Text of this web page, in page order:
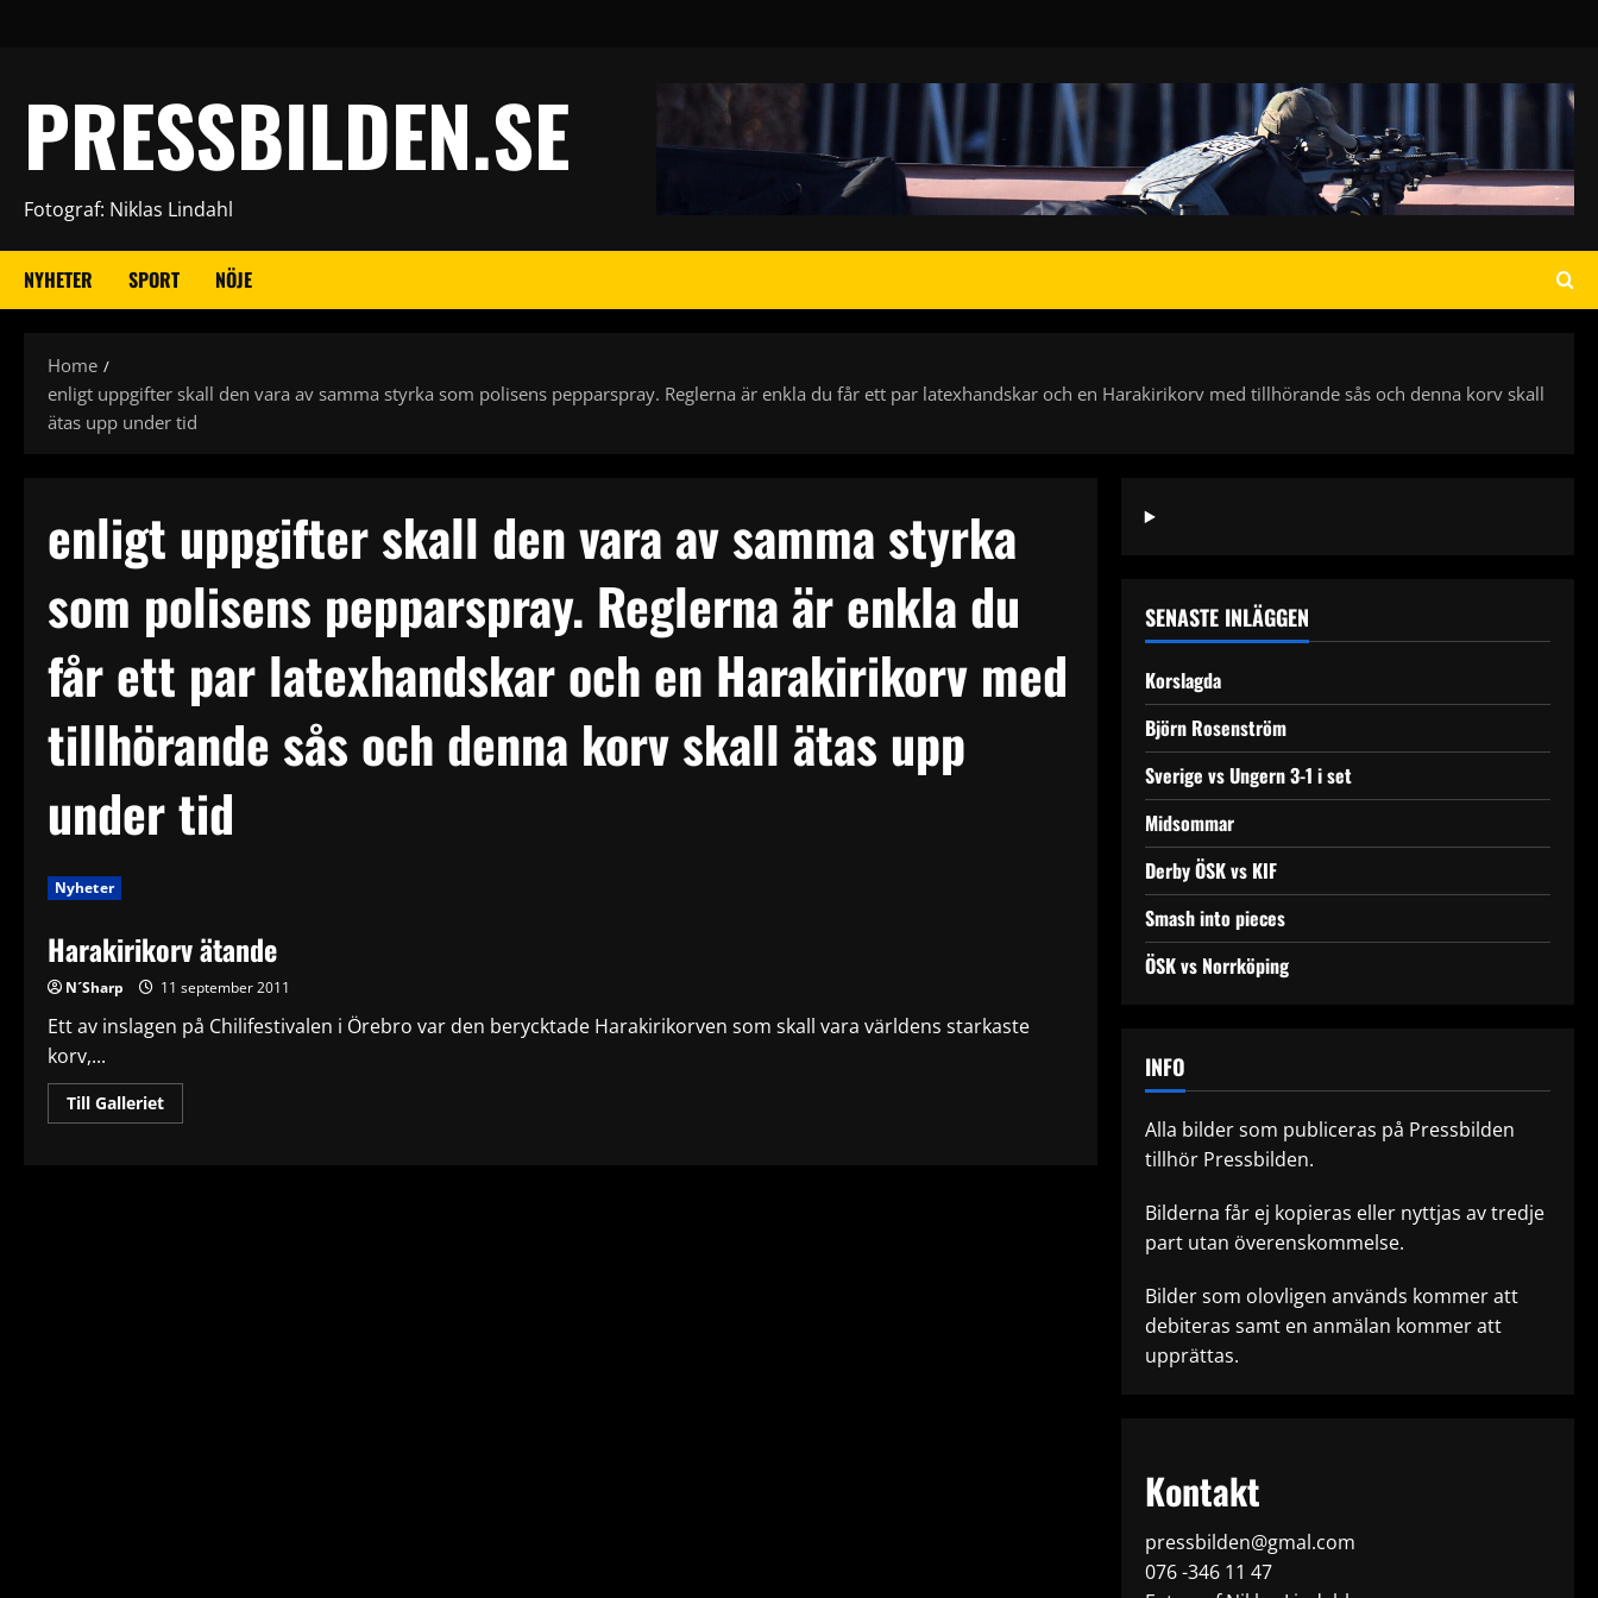
PRESSBILDEN.SE
Fotograf: Niklas Lindahl
NYHETER SPORT NÖJE
Home
enligt uppgifter skall den vara av samma styrka som polisens pepparspray. Reglerna är enkla du får ett par latexhandskar och en Harakirikorv med tillhörande sås och denna korv skall
ätas upp under tid
enligt uppgifter skall den vara av samma styrka
som polisens pepparspray. Reglerna är enkla du
får ett par latexhandskar och en Harakirikorv med
tillhörande sås och denna korv skall ätas upp
under tid
Nyheter
Harakirikorv ätande
N´Sharp 11 september 2011
Ett av inslagen på Chilifestivalen i Örebro var den berycktade Harakirikorven som skall vara världens starkaste
korv,...
Till GallerietRead
more
SENASTE INLÄGGEN
Korslagda
Björn Rosenström
Sverige vs Ungern 3-1 i set
Midsommar
Derby ÖSK vs KIF
Smash into pieces
ÖSK vs Norrköping
INFO
Alla bilder som publiceras på Pressbilden
tillhör Pressbilden.
Bilderna får ej kopieras eller nyttjas av tredje
part utan överenskommelse.
Bilder som olovligen används kommer att
debiteras samt en anmälan kommer att
upprättas.
Kontakt
pressbilden@gmal.com
076 -346 11 47